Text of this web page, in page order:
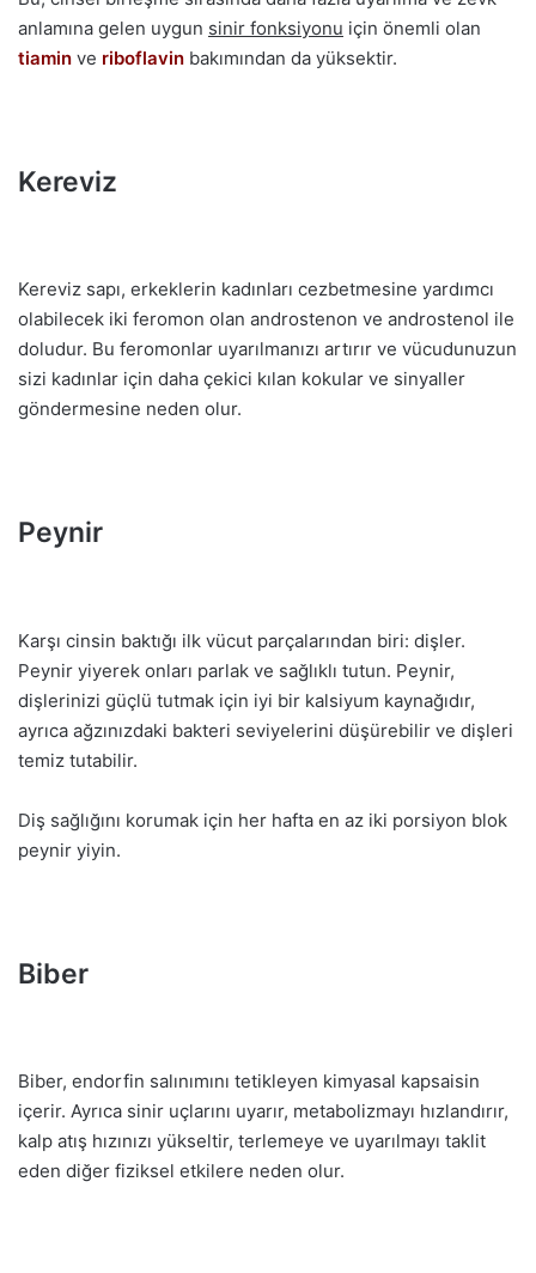
anlamına gelen uygun sinir fonksiyonu için önemli olan
tiamin ve riboflavin bakımından da yüksektir.
Kereviz
Kereviz sapı, erkeklerin kadınları cezbetmesine yardımcı
olabilecek iki feromon olan androstenon ve androstenol ile
doludur. Bu feromonlar uyarılmanızı artırır ve vücudunuzun
sizi kadınlar için daha çekici kılan kokular ve sinyaller
göndermesine neden olur.
Peynir
Karşı cinsin baktığı ilk vücut parçalarından biri: dişler.
Peynir yiyerek onları parlak ve sağlıklı tutun. Peynir,
dişlerinizi güçlü tutmak için iyi bir kalsiyum kaynağıdır,
ayrıca ağzınızdaki bakteri seviyelerini düşürebilir ve dişleri
temiz tutabilir.
Diş sağlığını korumak için her hafta en az iki porsiyon blok
peynir yiyin.
Biber
Biber, endorfin salınımını tetikleyen kimyasal kapsaisin
içerir. Ayrıca sinir uçlarını uyarır, metabolizmayı hızlandırır,
kalp atış hızınızı yükseltir, terlemeye ve uyarılmayı taklit
eden diğer fiziksel etkilere neden olur.